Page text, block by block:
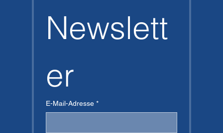
Newslett
er
E-Mail-Adresse *